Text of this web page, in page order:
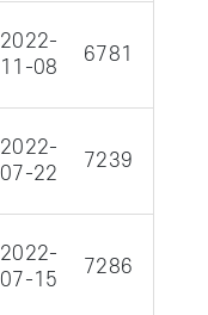
2022-
11-08
6781
2022-
07-22
7239
2022-
07-15
7286